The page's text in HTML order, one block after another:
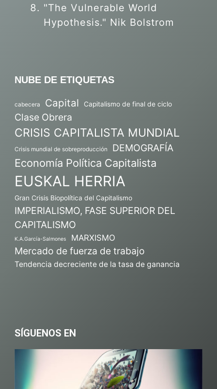
"The Vulnerable World
Hypothesis." Nik Bolstrom
NUBE DE ETIQUETAS
cabecera Capital Capitalismo de final de ciclo
Clase Obrera
CRISIS CAPITALISTA MUNDIAL
Crisis mundial de sobreproducción DEMOGRAFÍA
Economía Política Capitalista
EUSKAL HERRIA
Gran Crisis Biopolítica del Capitalismo
IMPERIALISMO, FASE SUPERIOR DEL
CAPITALISMO
K.A.García-Salmones MARXISMO
Mercado de fuerza de trabajo
Tendencia decreciente de la tasa de ganancia
SÍGUENOS EN